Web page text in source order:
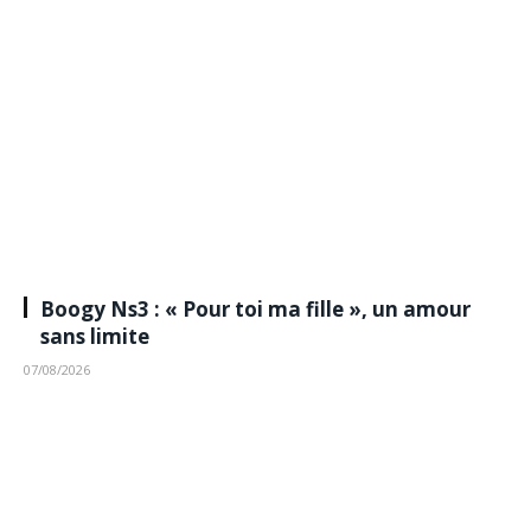
Boogy Ns3 : « Pour toi ma fille », un amour
sans limite
07/08/2026